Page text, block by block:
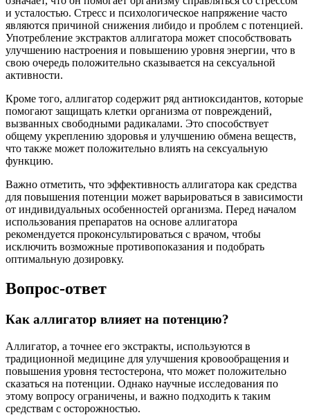
и усталостью. Стресс и психологическое напряжение часто
являются причиной снижения либидо и проблем с потенцией.
Употребление экстрактов аллигатора может способствовать
улучшению настроения и повышению уровня энергии, что в
свою очередь положительно сказывается на сексуальной
активности.
Кроме того, аллигатор содержит ряд антиоксидантов, которые
помогают защищать клетки организма от повреждений,
вызванных свободными радикалами. Это способствует
общему укреплению здоровья и улучшению обмена веществ,
что также может положительно влиять на сексуальную
функцию.
Важно отметить, что эффективность аллигатора как средства
для повышения потенции может варьироваться в зависимости
от индивидуальных особенностей организма. Перед началом
использования препаратов на основе аллигатора
рекомендуется проконсультироваться с врачом, чтобы
исключить возможные противопоказания и подобрать
оптимальную дозировку.
Вопрос-ответ
Как аллигатор влияет на потенцию?
Аллигатор, а точнее его экстракты, используются в
традиционной медицине для улучшения кровообращения и
повышения уровня тестостерона, что может положительно
сказаться на потенции. Однако научные исследования по
этому вопросу ограничены, и важно подходить к таким
средствам с осторожностью.